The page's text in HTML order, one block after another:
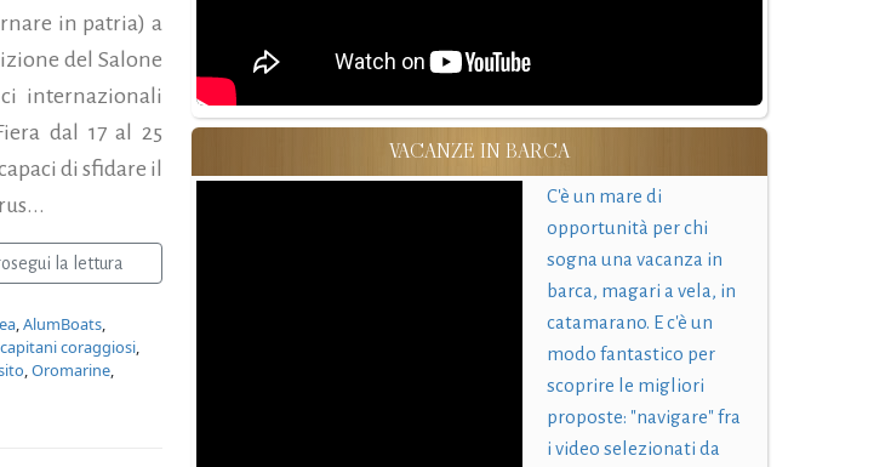
in patria) a
del Salone
internazionali
dal 17 al 25
di sfidare il
la lettura
,AlumBoats,
capitani coraggiosi,
,Oromarine,
VACANZE IN BARCA
C'è un mare di
opportunità per chi
sogna una vacanza in
barca, magari a vela, in
catamarano. E c'è un
modo fantastico per
scoprire le migliori
proposte: "navigare" fra
i video selezionati da